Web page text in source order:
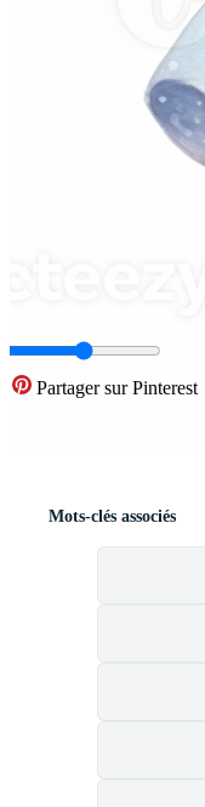
Partager sur Pinterest
Mots-clés associés